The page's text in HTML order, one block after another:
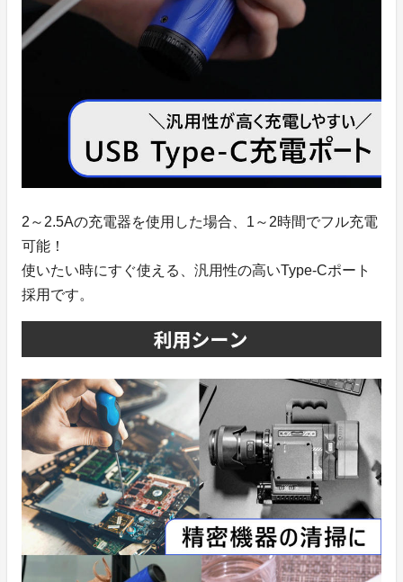
2～2.5Aの充電器を使用した場合、1～2時間でフル充電
可能！
使いたい時にすぐ使える、汎用性の高いType-Cポート
採用です。